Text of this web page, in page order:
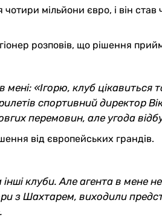
мільйони євро, і він
розповів, що рішення
мені: «Ігорю, клуб цікавиться
спортивний директор
перемовин, але угода
від європейських грандів.
клуби. Але агента в мене
з Шахтарем, виходили